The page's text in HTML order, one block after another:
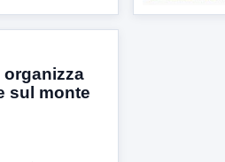
organizza
sul monte